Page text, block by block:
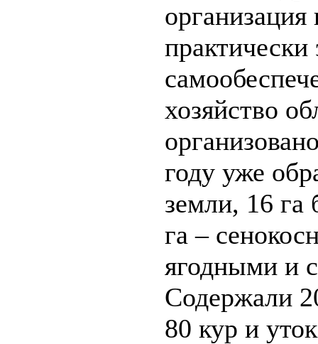
практически
хозяйство
году уже
земли, 16 га
га –
ягодными и
Содержали
80 кур и